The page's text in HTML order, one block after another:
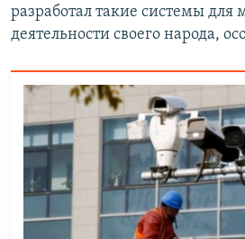
разработал такие системы для
деятельности своего народа,